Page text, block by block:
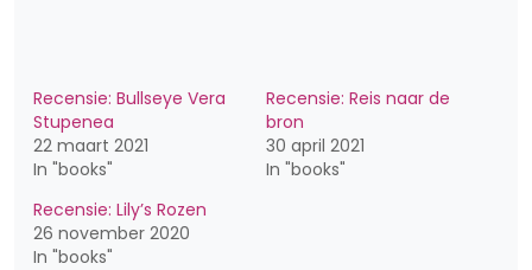
Recensie: Bullseye Vera
Stupenea
22 maart 2021
In "books"
Recensie: Reis naar de
bron
30 april 2021
In "books"
Recensie: Lily’s Rozen
26 november 2020
In "books"